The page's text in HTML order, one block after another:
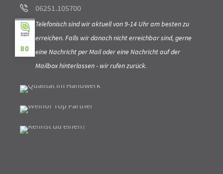
06251.105700
Telefonisch sind wir aktuell von 9-14 Uhr am besten zu
erreichen. Falls wir danach nicht erreichbar sind, gerne
eine Nachricht per Mail oder eine Nachricht auf der
Mailbox hinterlassen - wir rufen zurück.
80